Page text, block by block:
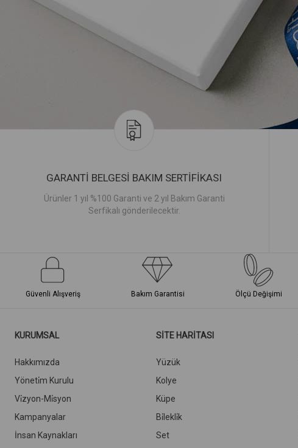
GARANTİ BELGESİ BAKIM SERTİFİKASI
Ürünler 1 yıl %100 Garanti ve 2 yıl Bakım Garanti
Serfikalı gönderilecektir.
Güvenli Alışveriş Bakım Garantisi Ölçü Değişimi
KURUMSAL
Hakkımızda
Yöneti̇m Kurulu
Vi̇zyon-Mi̇syon
Kampanyalar
İnsan Kaynakları
SİTE HARİTASI
Yüzük
Kolye
Küpe
Bi̇lekli̇k
Set